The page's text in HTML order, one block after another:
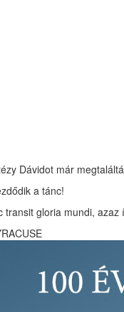
Dávidot már
a tánc!
transit gloria mundi,